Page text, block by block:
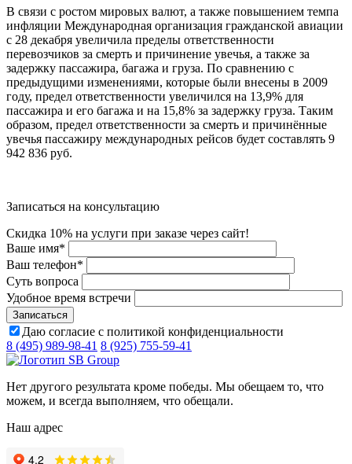
В связи с ростом мировых валют, а также повышением темпа
инфляции Международная организация гражданской авиации
c 28 декабря увеличила пределы ответственности
перевозчиков за смерть и причинение увечья, а также за
задержку пассажира, багажа и груза. По сравнению с
предыдущими изменениями, которые были внесены в 2009
году, предел ответственности увеличился на 13,9% для
пассажира и его багажа и на 15,8% за задержку груза. Таким
образом, предел ответственности за смерть и причинённые
увечья пассажиру международных рейсов будет составлять 9
942 836 руб.
Записаться на консультацию
Скидка 10% на услуги при заказе через сайт!
Ваше имя*
Ваш телефон*
Суть вопроса
Удобное время встречи
Даю согласие с политикой конфиденциальности
8 (495) 989-98-41 8 (925) 755-59-41
Нет другого результата кроме победы. Мы обещаем то, что
можем, и всегда выполняем, что обещали.
Наш адрес